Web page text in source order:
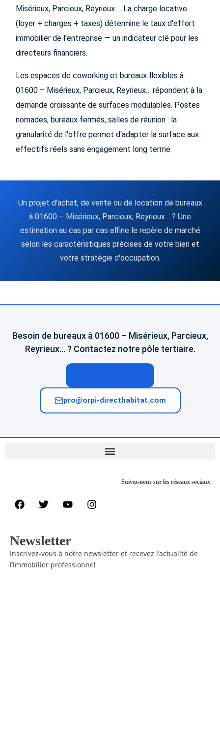
Misérieux, Parcieux, Reyrieux…. La charge locative
(loyer + charges + taxes) détermine le taux d'effort
immobilier de l'entreprise — un indicateur clé pour les
directeurs financiers.
Les espaces de coworking et bureaux flexibles à
01600 – Misérieux, Parcieux, Reyrieux… répondent à la
demande croissante de surfaces modulables. Postes
nomades, bureaux fermés, salles de réunion : la
granularité de l'offre permet d'adapter la surface aux
effectifs réels sans engagement long terme.
Un projet d'achat, de vente ou de location de bureaux
à 01600 – Misérieux, Parcieux, Reyrieux… ? Une
estimation au cas par cas affine le repère de marché
selon les caractéristiques précises de votre bien et
votre stratégie d'occupation.
Besoin de bureaux à 01600 – Misérieux, Parcieux,
Reyrieux… ? Contactez notre pôle tertiaire.
pro@orpi-directhabitat.com
Suivez-nous sur les réseaux sociaux
Newsletter
Inscrivez-vous à notre newsletter et recevez l’actualité de
l’immobilier professionnel